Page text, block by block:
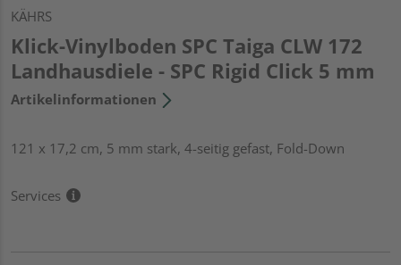
KÄHRS
Klick-Vinylboden SPC Taiga CLW 172
Landhausdiele - SPC Rigid Click 5 mm
Artikelinformationen
121 x 17,2 cm, 5 mm stark, 4-seitig gefast, Fold-Down
Services